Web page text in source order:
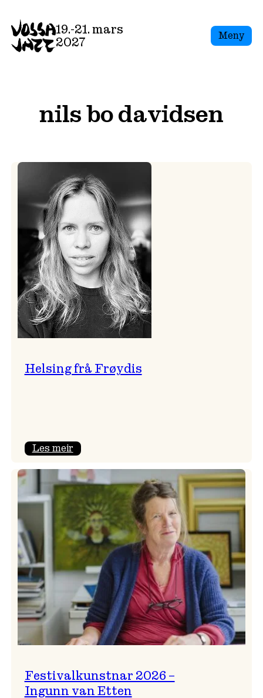
to
content
19.-21. mars
2027
Meny
nils bo davidsen
Helsing frå Frøydis
Les meir:
frå
Frøydis
Festivalkunstnar 2026 –
Ingunn van Etten